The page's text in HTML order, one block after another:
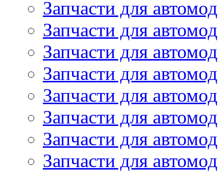
Запчасти для
Запчасти для
Запчасти для
Запчасти для
Запчасти для
Запчасти для
Запчасти для
Запчасти для